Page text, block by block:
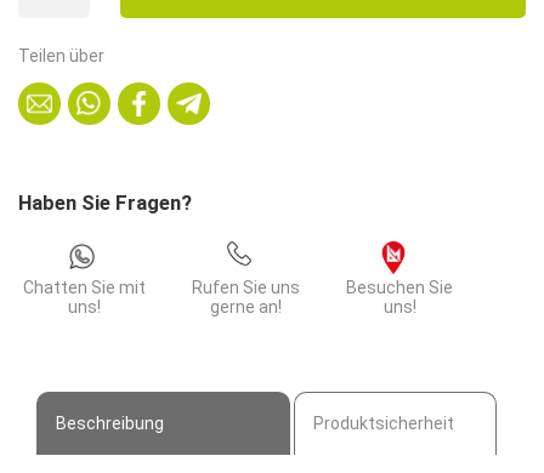
cm
breit
Schwarz
Diamant
Teilen über
Haben Sie Fragen?
Chatten Sie mit
uns!
Rufen Sie uns
gerne an!
Besuchen Sie
uns!
Beschreibung Produktsicherheit